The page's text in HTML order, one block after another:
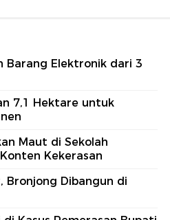
Barang Elektronik dari 3
7,1 Hektare untuk
Maut di Sekolah
Kekerasan
Bronjong Dibangun di